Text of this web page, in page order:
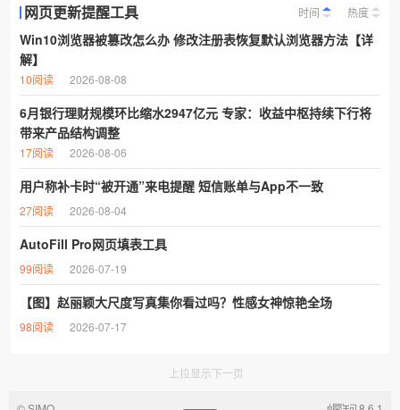
网页更新提醒工具 时间 热度
Win10浏览器被篡改怎么办 修改注册表恢复默认浏览器方法【详
解】
10阅读 2026-08-08
6月银行理财规模环比缩水2947亿元 专家：收益中枢持续下行将
带来产品结构调整
17阅读 2026-08-06
用户称补卡时“被开通”来电提醒 短信账单与App不一致
27阅读 2026-08-04
AutoFill Pro网页填表工具
99阅读 2026-07-19
【图】赵丽颖大尺度写真集你看过吗？性感女神惊艳全场
98阅读 2026-07-17
上拉显示下一页